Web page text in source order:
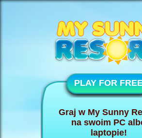
PLAY FOR
Graj w My Sunny
na swoim PC
laptopie!